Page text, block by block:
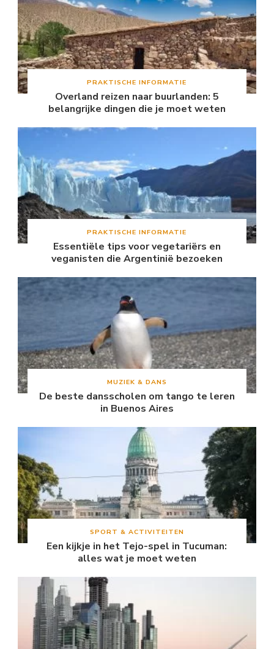
PRAKTISCHE INFORMATIE
Overland reizen naar buurlanden: 5
belangrijke dingen die je moet weten
PRAKTISCHE INFORMATIE
Essentiële tips voor vegetariërs en
veganisten die Argentinië bezoeken
MUZIEK & DANS
De beste dansscholen om tango te leren
in Buenos Aires
SPORT & ACTIVITEITEN
Een kijkje in het Tejo-spel in Tucuman:
alles wat je moet weten